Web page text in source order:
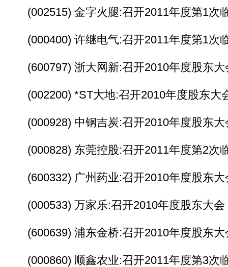
(002515) 金字火腿:召开2011年度第1次
(000400) 许继电气:召开2011年度第1次
(600797) 浙大网新:召开2010年度股东大
(002200) *ST大地:召开2010年度股东大
(000928) 中钢吉炭:召开2010年度股东大
(000828) 东莞控股:召开2011年度第2次
(600332) 广州药业:召开2010年度股东大
(000533) 万家乐:召开2010年度股东大会
(600639) 浦东金桥:召开2010年度股东大
(000860) 顺鑫农业:召开2011年度第3次